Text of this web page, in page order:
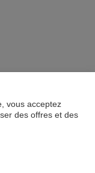
vous acceptez
des offres et des